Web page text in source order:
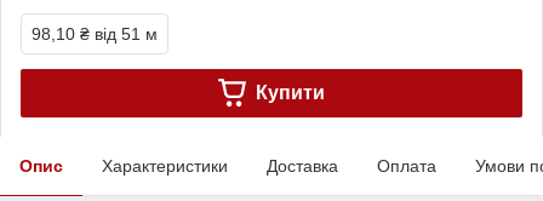
98,10 ₴ від 51 м
Купити
Опис Характеристики Доставка Оплата Умови